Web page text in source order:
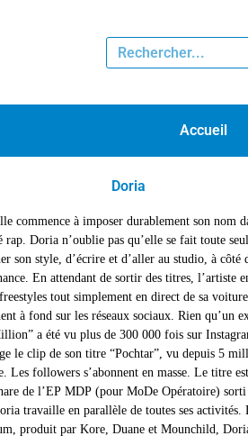
Accueil
Doria
commence à imposer durablement son nom
et pose des textes où son public pourra encore